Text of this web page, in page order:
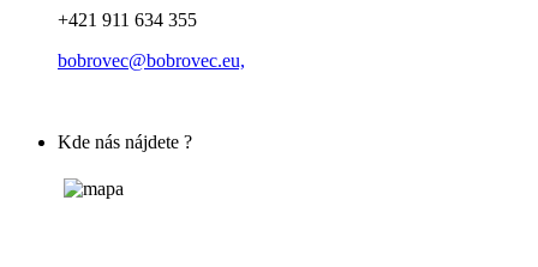
+421 911 634 355
bobrovec@bobrovec.eu,
Kde nás nájdete ?